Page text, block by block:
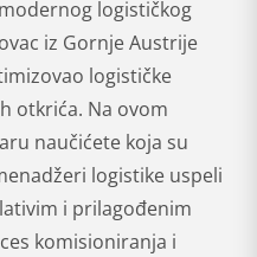
logističkog
iz Gornje Austrije
logističke
otkrića. Na ovom
naučićete koja su
logistike uspeli
i prilagođenim
komisioniranja i